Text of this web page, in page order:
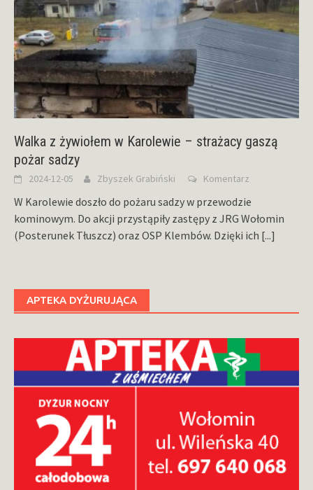
Walka z żywiołem w Karolewie – strażacy gaszą
pożar sadzy
2024-12-05 Zbyszek Grabiński Komentarz
W Karolewie doszło do pożaru sadzy w przewodzie
kominowym. Do akcji przystąpiły zastępy z JRG Wołomin
(Posterunek Tłuszcz) oraz OSP Klembów. Dzięki ich [...]
APTEKA DYŻURUJĄCA